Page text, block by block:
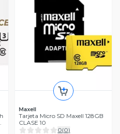
Maxell
Tarjeta Micro SD Maxell 128GB
CLASE 10
0(0)